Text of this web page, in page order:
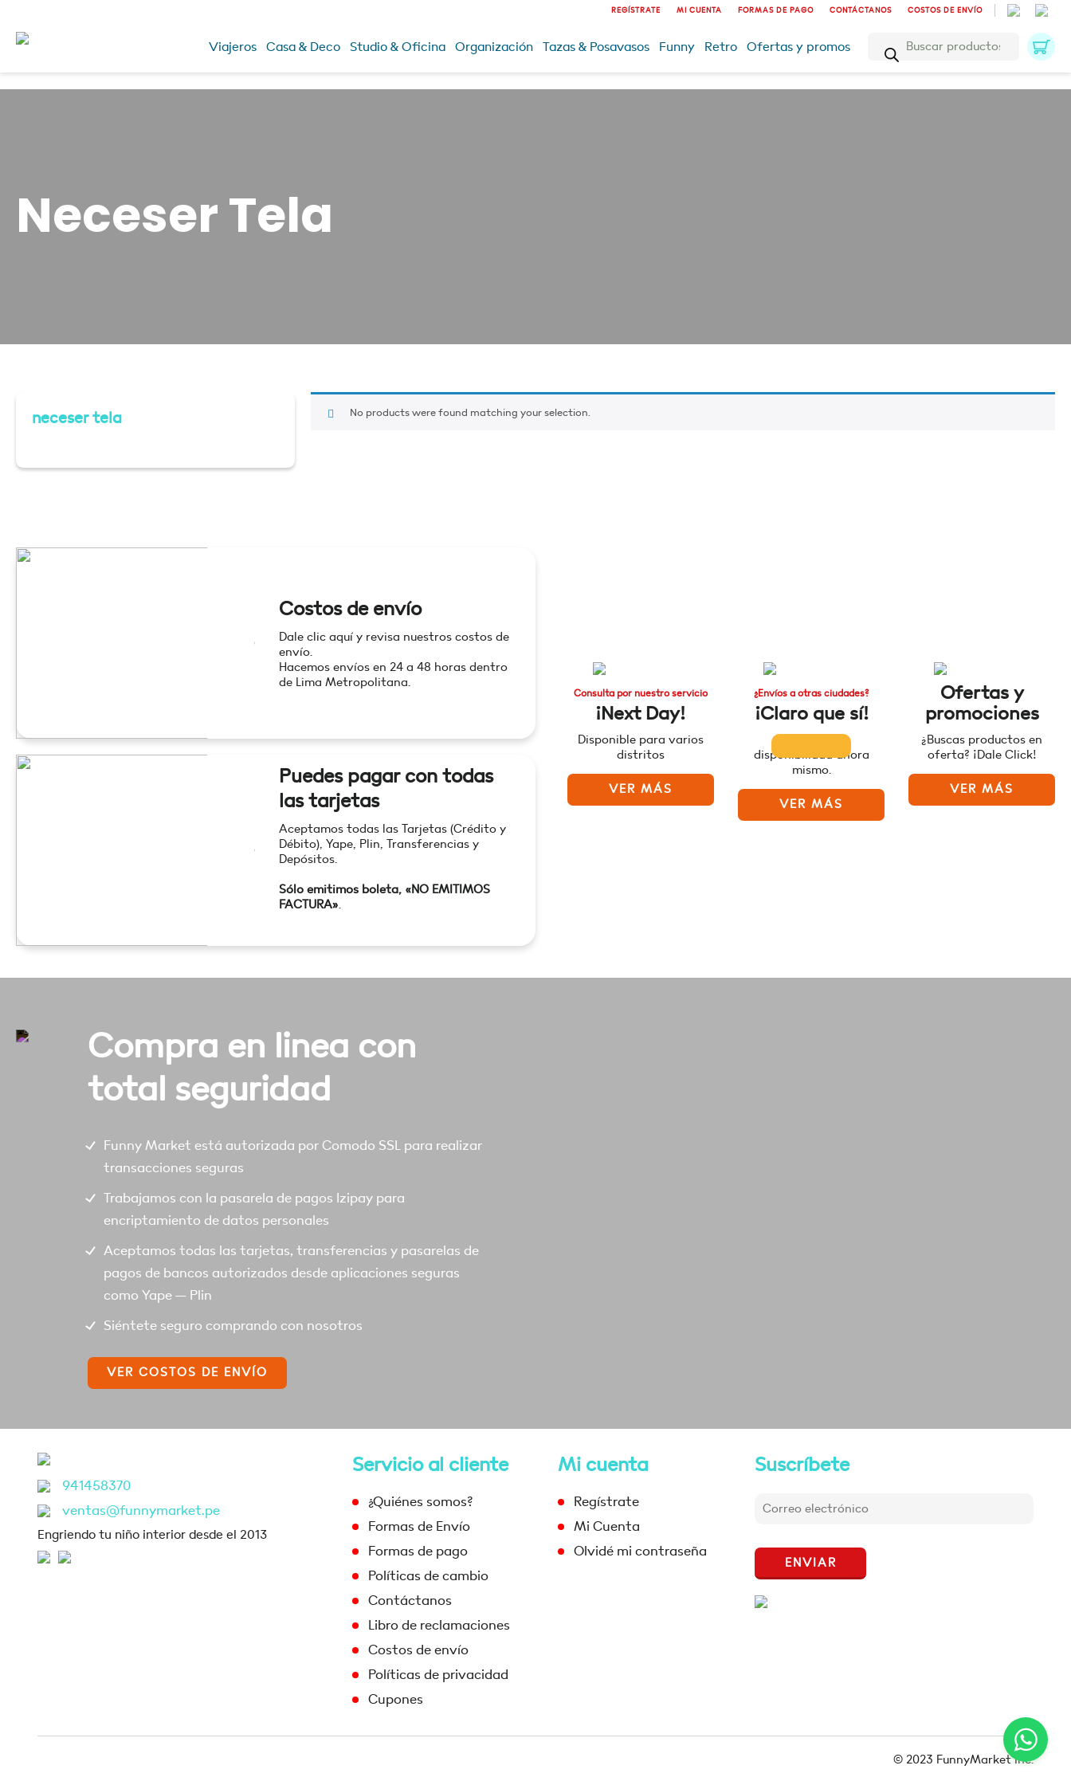
REGÍSTRATE MI CUENTA FORMAS DE PAGO CONTÁCTANOS COSTOS DE ENVÍO
Viajeros Casa & Deco Studio & Oficina Organización Tazas & Posavasos Funny Retro Ofertas y promos
Búsqueda
productos
Neceser Tela
neceser tela No products were found matching your selection.
Costos de envío
Dale clic aquí y revisa nuestros costos de
envío.
Hacemos envíos en 24 a 48 horas dentro
de Lima Metropolitana.
Puedes pagar con todas
las tarjetas
Aceptamos todas las Tarjetas (Crédito y
Débito), Yape, Plin, Transferencias y
Depósitos.
Sólo emitimos boleta, «NO EMITIMOS
FACTURA».
Consulta por nuestro servicio
¡Next Day!
Disponible para varios
distritos
VER MÁS
¿Envíos a otras ciudades?
¡Claro que sí!
disponibilidad ahora
mismo.
VER MÁS
Ofertas y
promociones
¿Buscas productos en
oferta? ¡Dale Click!
VER MÁS
Compra en linea con
total seguridad
Funny Market está autorizada por Comodo SSL para realizar
transacciones seguras
Trabajamos con la pasarela de pagos Izipay para
encriptamiento de datos personales
Aceptamos todas las tarjetas, transferencias y pasarelas de
pagos de bancos autorizados desde aplicaciones seguras
como Yape – Plin
Siéntete seguro comprando con nosotros
VER COSTOS DE ENVÍO
941458370
ventas@funnymarket.pe
Engriendo tu niño interior desde el 2013
Servicio al cliente
¿Quiénes somos?
Formas de Envío
Formas de pago
Políticas de cambio
Contáctanos
Libro de reclamaciones
Costos de envío
Políticas de privacidad
Cupones
Mi cuenta
Regístrate
Mi Cuenta
Olvidé mi contraseña
Suscríbete
ENVIAR
© 2023 FunnyMarket Inc.